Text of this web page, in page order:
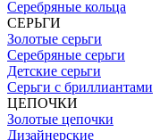
Серебряные кольца
СЕРЬГИ
Золотые серьги
Серебряные серьги
Детские серьги
Серьги с бриллиантами
ЦЕПОЧКИ
Золотые цепочки
Дизайнерские